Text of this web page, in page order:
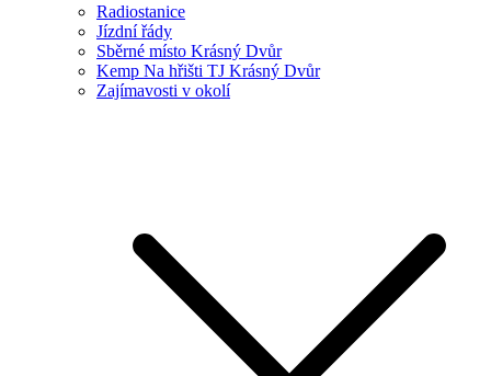
Radiostanice
Jízdní řády
Sběrné místo Krásný Dvůr
Kemp Na hřišti TJ Krásný Dvůr
Zajímavosti v okolí